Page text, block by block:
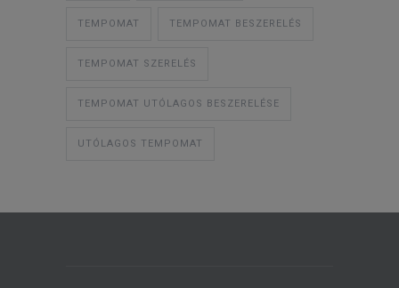
TEMPOMAT TEMPOMAT BESZERELÉS
TEMPOMAT SZERELÉS
TEMPOMAT UTÓLAGOS BESZERELÉSE
UTÓLAGOS TEMPOMAT